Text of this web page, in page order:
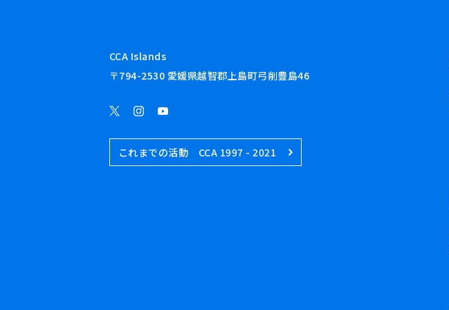
CCA Islands
〒794-2530 愛媛県越智郡上島町弓削豊島46
これまでの活動 CCA 1997 - 2021